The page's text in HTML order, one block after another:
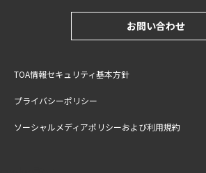
お問い合わせ
TOA情報セキュリティ基本方針
プライバシーポリシー
ソーシャルメディアポリシーおよび利用規約